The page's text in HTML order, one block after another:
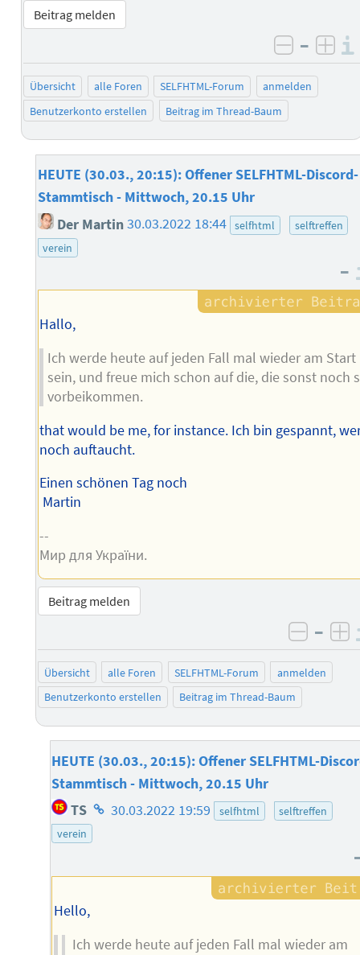
Beitrag melden
negativ
–
Übersicht alle Foren SELFHTML-Forum
anmelden
Benutzerkonto erstellen
Beitrag im Thread-Baum
HEUTE (30.03., 20:15): Offener SELFHTML-Discord-
Stammtisch - Mittwoch, 20.15 Uhr
Der Martin30.03.2022 18:44 selfhtml
selftreffen
verein
–
Hallo,
Ich werde heute auf jeden Fall mal wieder am Start
sein, und freue mich schon auf die, die sonst noch
vorbeikommen.
that would be me, for instance. Ich bin gespannt,
noch auftaucht.
Einen schönen Tag noch
Martin
--
Мир для України.
Beitrag melden
–
Übersicht alle Foren SELFHTML-Forum
anmelden
Benutzerkonto erstellen
Beitrag im Thread-Baum
HEUTE (30.03., 20:15): Offener SELFHTML-
Stammtisch - Mittwoch, 20.15 Uhr
TS Homepage
des
30.03.2022 19:59 selfhtml
selftreffen
verein
Hello,
Ich werde heute auf jeden Fall mal wieder am